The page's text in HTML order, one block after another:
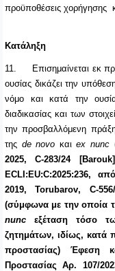
προϋποθέσεις χορήγησης
Κατάληξη
11.
Επισημαίνεται εκ
ουσίας δικάζει την
νόμο και κατά την
διαδικασίας και των
την προσβαλλόμενη
της de novo καιex nunc
2025, C‑283/24
ECLI:EU:C:2025:236,
2019,Torubarov, C-
(σύμφωνα με την οποία
nunc εξέταση τόσο
ζητημάτων, ιδίως, κατά
προστασίας)
Έφεση
ΠροστασίαςAρ. 107/